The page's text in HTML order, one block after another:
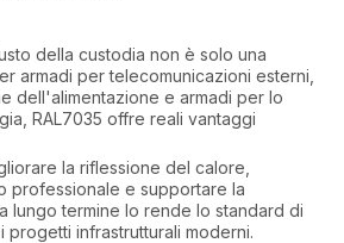
della custodia non è solo una
armadi per telecomunicazioni esterni,
dell'alimentazione e armadi per lo
RAL7035 offre reali vantaggi
la riflessione del calore,
professionale e supportare la
lungo termine lo rende lo standard di
infrastrutturali moderni.